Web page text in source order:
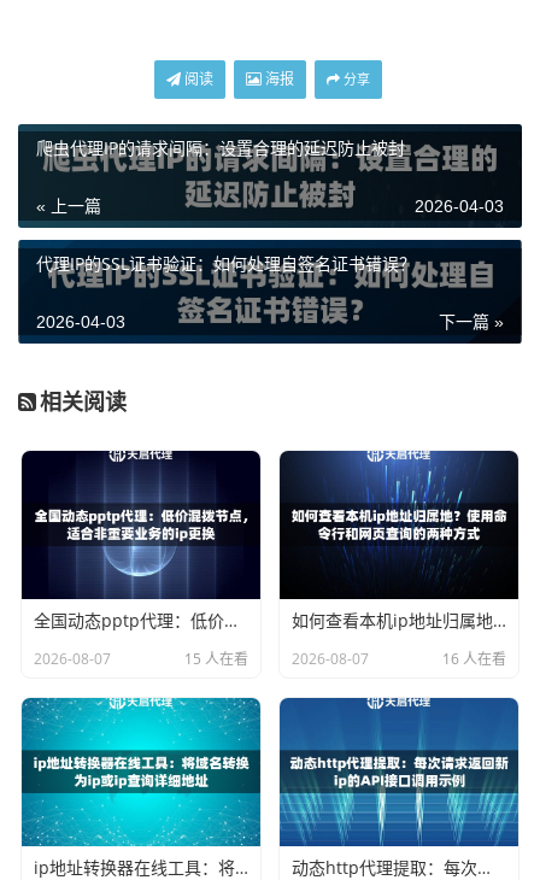
1. 路径最短，延迟最低：
数据无需绕远路，直接通过最简短
2. 网络更稳定，丢包率低：经过的网络设备少，中间环节出
问题的概率自然降低，连接更加稳定，有效避免数据包丢失
造成的卡顿。
3. 响应更及时，体验流畅：低延迟意味着你的每一个操作指
令都能被游戏服务器快速接收和响应，真正做到指哪打哪。
国拥有200+城市节点的服务商，天启代理为用户提供了非常
便捷的节点选择方案。
你需要明确你的目标游戏服务器所在地。例如，如果你要玩
华东地区的服务器，那么就优先选择天启代理位于上海、杭
州、南京等城市的节点。
第三方线路质量不佳带来的额外延迟。其API接口请求时间
小于1秒，响应延迟可低至10毫秒，这为快速获取并使用一
个优质近节点提供了技术保障。
你可以通过天启代理提供的API接口或用户控制面板，灵活
地按城市、按地区筛选IP。建议在首次使用时，对目标游戏
阅读 海报 分享
爬虫代理IP的请求间隔：设置合理的延迟防止被封
« 上一篇 2026-04-03
代理IP的SSL证书验证：如何处理自签名证书错误？
下一篇 »
2026-04-03
相关阅读
全国动态pptp代理：低价混拨节点，适合非重要业务的ip更换
2026-08-07 15 人在看
如何查看本机ip地址归属地？使用命令行和网页查询的两种方式
2026-08-07 16 人在看
ip地址转换器在线工具：将域名转换为ip或ip查询详细地址 动态http代理提取：每次请求返回新ip的API接口调用示例